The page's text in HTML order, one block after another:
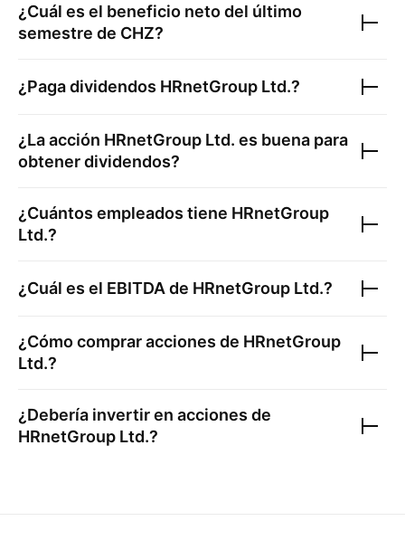
¿Cuál es el beneficio neto del último
semestre de CHZ?
¿Paga dividendos HRnetGroup Ltd.?
¿La acción HRnetGroup Ltd. es buena para
obtener dividendos?
¿Cuántos empleados tiene HRnetGroup
Ltd.?
¿Cuál es el EBITDA de HRnetGroup Ltd.?
¿Cómo comprar acciones de HRnetGroup
Ltd.?
¿Debería invertir en acciones de
HRnetGroup Ltd.?